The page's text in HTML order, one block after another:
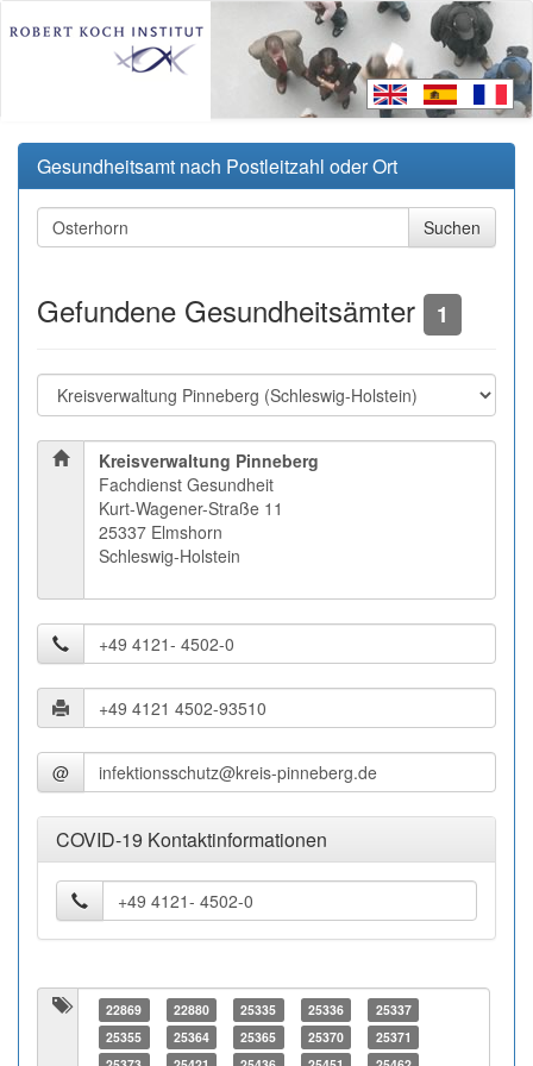
Gesundheitsamt nach Postleitzahl oder Ort
Gefundene Gesundheitsämter 1
Kreisverwaltung Pinneberg
Fachdienst Gesundheit
Kurt-Wagener-Straße 11
25337 Elmshorn
Schleswig-Holstein
@
COVID-19 Kontaktinformationen
22869 22880 25335 25336
25337
25355
25364 25365 25370
25371